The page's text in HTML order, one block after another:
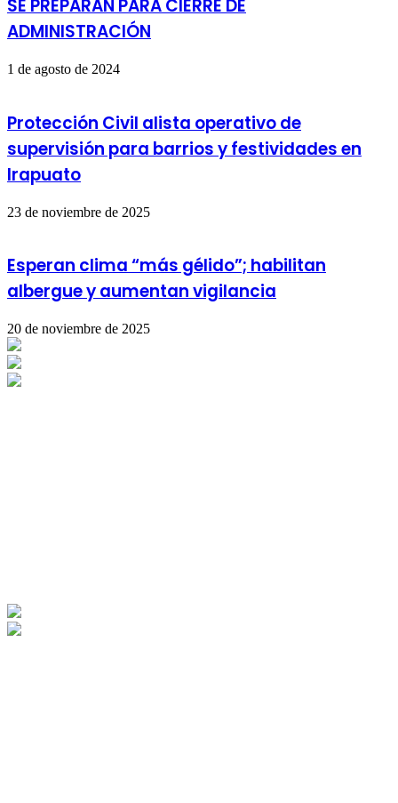
SE PREPARAN PARA CIERRE DE
ADMINISTRACIÓN
1 de agosto de 2024
Protección Civil alista operativo de
supervisión para barrios y festividades en
Irapuato
23 de noviembre de 2025
Esperan clima “más gélido”; habilitan
albergue y aumentan vigilancia
20 de noviembre de 2025